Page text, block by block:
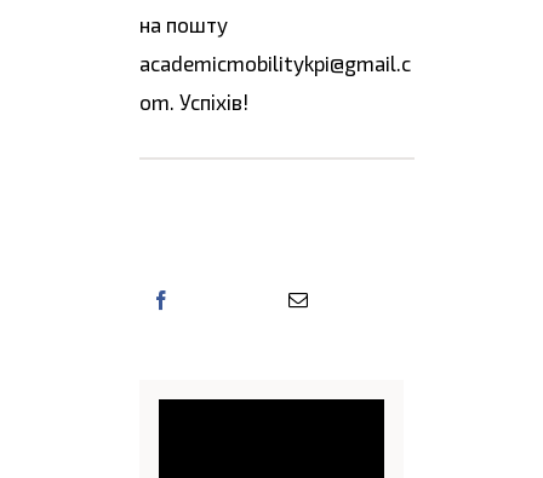
на пошту
academicmobilitykpi@gmail.c
om. Успіхів!